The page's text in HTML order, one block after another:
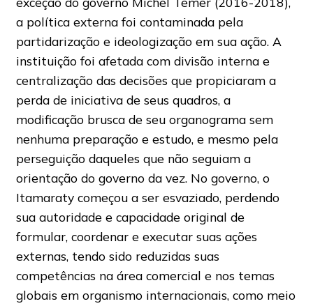
a política externa foi contaminada pela
partidarização e ideologização em sua ação. A
instituição foi afetada com divisão interna e
centralização das decisões que propiciaram a
perda de iniciativa de seus quadros, a
modificação brusca de seu organograma sem
nenhuma preparação e estudo, e mesmo pela
perseguição daqueles que não seguiam a
orientação do governo da vez. No governo, o
Itamaraty começou a ser esvaziado, perdendo
sua autoridade e capacidade original de
formular, coordenar e executar suas ações
externas, tendo sido reduzidas suas
competências na área comercial e nos temas
globais em organismo internacionais, como meio